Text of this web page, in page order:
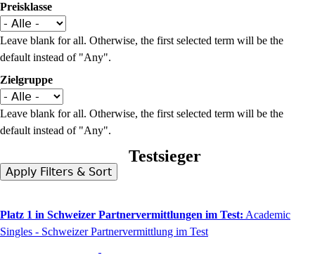
Preisklasse
Leave blank for all. Otherwise, the first selected term will be the
default instead of "Any".
Zielgruppe
Leave blank for all. Otherwise, the first selected term will be the
default instead of "Any".
Testsieger
Platz 1 in Schweizer Partnervermittlungen im Test: Academic
Singles - Schweizer Partnervermittlung im Test